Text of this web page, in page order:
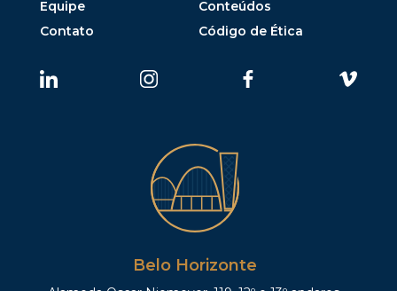
Equipe
Conteúdos
Contato
Código de Ética
Belo Horizonte